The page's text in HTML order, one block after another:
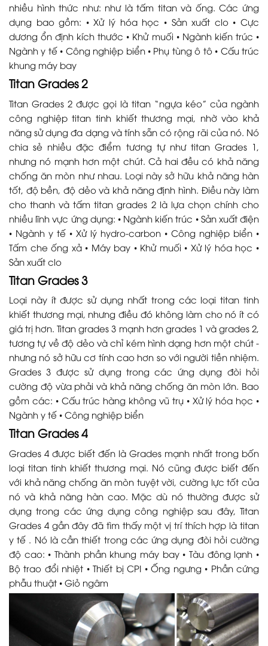
nhiều hình thức như: như là tấm titan và ống. Các ứng
dụng bao gồm: • Xử lý hóa học • Sản xuất clo • Cực
dương ổn định kích thước • Khử muối • Ngành kiến trúc •
Ngành y tế • Công nghiệp biển • Phụ tùng ô tô • Cấu trúc
khung máy bay
Titan Grades 2
Titan Grades 2 được gọi là titan “ngựa kéo” của ngành
công nghiệp titan tinh khiết thương mại, nhờ vào khả
năng sử dụng đa dạng và tính sẵn có rộng rãi của nó. Nó
chia sẻ nhiều đặc điểm tương tự như titan Grades 1,
nhưng nó mạnh hơn một chút. Cả hai đều có khả năng
chống ăn mòn như nhau. Loại này sở hữu khả năng hàn
tốt, độ bền, độ dẻo và khả năng định hình. Điều này làm
cho thanh và tấm titan grades 2 là lựa chọn chính cho
nhiều lĩnh vực ứng dụng: • Ngành kiến trúc • Sản xuất điện
• Ngành y tế • Xử lý hydro-carbon • Công nghiệp biển •
Tấm che ống xả • Máy bay • Khử muối • Xử lý hóa học •
Sản xuất clo
Titan Grades 3
Loại này ít được sử dụng nhất trong các loại titan tinh
khiết thương mại, nhưng điều đó không làm cho nó ít có
giá trị hơn. Titan grades 3 mạnh hơn grades 1 và grades 2,
tương tự về độ dẻo và chỉ kém hình dạng hơn một chút -
nhưng nó sở hữu cơ tính cao hơn so với người tiền nhiệm.
Grades 3 được sử dụng trong các ứng dụng đòi hỏi
cường độ vừa phải và khả năng chống ăn mòn lớn. Bao
gồm các: • Cấu trúc hàng không vũ trụ • Xử lý hóa học •
Ngành y tế • Công nghiệp biển
Titan Grades 4
Grades 4 được biết đến là Grades mạnh nhất trong bốn
loại titan tinh khiết thương mại. Nó cũng được biết đến
với khả năng chống ăn mòn tuyệt vời, cường lực tốt của
nó và khả năng hàn cao. Mặc dù nó thường được sử
dụng trong các ứng dụng công nghiệp sau đây, Titan
Grades 4 gần đây đã tìm thấy một vị trí thích hợp là titan
y tế . Nó là cần thiết trong các ứng dụng đòi hỏi cường
độ cao: • Thành phần khung máy bay • Tàu đông lạnh •
Bộ trao đổi nhiệt • Thiết bị CPI • Ống ngưng • Phần cứng
phẫu thuật • Giỏ ngâm